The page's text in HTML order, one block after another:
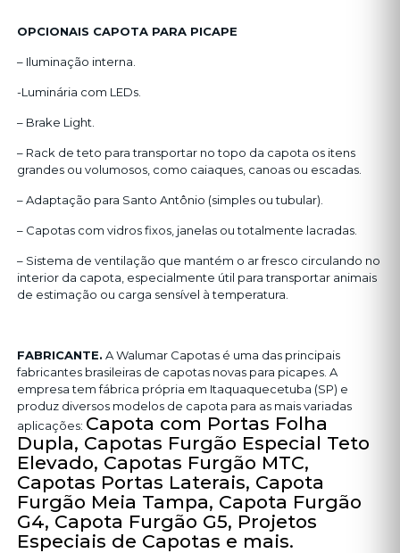
OPCIONAIS CAPOTA PARA PICAPE
– Iluminação interna.
-Luminária com LEDs.
– Brake Light.
– Rack de teto para transportar no topo da capota os itens
grandes ou volumosos, como caiaques, canoas ou escadas.
– Adaptação para Santo Antônio (simples ou tubular).
– Capotas com vidros fixos, janelas ou totalmente lacradas.
– Sistema de ventilação que mantém o ar fresco circulando no
interior da capota, especialmente útil para transportar animais
de estimação ou carga sensível à temperatura.
FABRICANTE. A Walumar Capotas é uma das principais
fabricantes brasileiras de capotas novas para picapes. A
empresa tem fábrica própria em Itaquaquecetuba (SP) e
produz diversos modelos de capota para as mais variadas
aplicações: Capota com Portas Folha
Dupla, Capotas Furgão Especial Teto
Elevado, Capotas Furgão MTC,
Capotas Portas Laterais, Capota
Furgão Meia Tampa, Capota Furgão
G4, Capota Furgão G5, Projetos
Especiais de Capotas e mais.